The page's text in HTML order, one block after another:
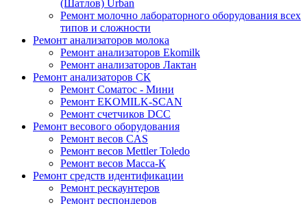
(Шатлов) Urban
Ремонт молочно лабораторного оборудования всех
типов и сложности
Ремонт анализаторов молока
Ремонт анализаторов Ekomilk
Ремонт анализаторов Лактан
Ремонт анализаторов СК
Ремонт Соматос - Мини
Ремонт EKOMILK-SCAN
Ремонт счетчиков DCC
Ремонт весового оборудования
Ремонт весов CAS
Ремонт весов Mettler Toledo
Ремонт весов Масса-К
Ремонт средств идентификации
Ремонт рескаунтеров
Ремонт респондеров